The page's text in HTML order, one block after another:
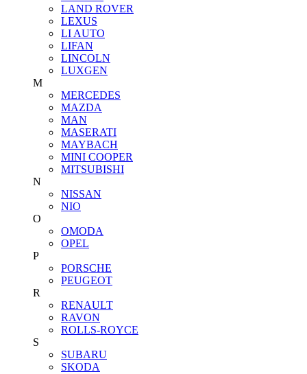
LAND ROVER
LEXUS
LI AUTO
LIFAN
LINCOLN
LUXGEN
M
MERCEDES
MAZDA
MAN
MASERATI
MAYBACH
MINI COOPER
MITSUBISHI
N
NISSAN
NIO
O
OMODA
OPEL
P
PORSCHE
PEUGEOT
R
RENAULT
RAVON
ROLLS-ROYCE
S
SUBARU
SKODA